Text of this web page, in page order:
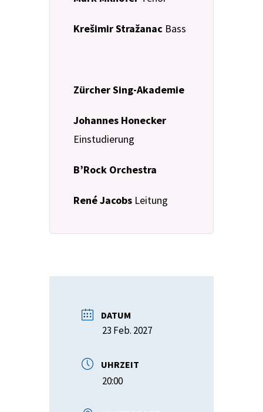
Krešimir Stražanac Bass
Zürcher Sing-Akademie
Johannes Honecker
Einstudierung
B’Rock Orchestra
René Jacobs Leitung
DATUM
23 Feb. 2027
UHRZEIT
20:00